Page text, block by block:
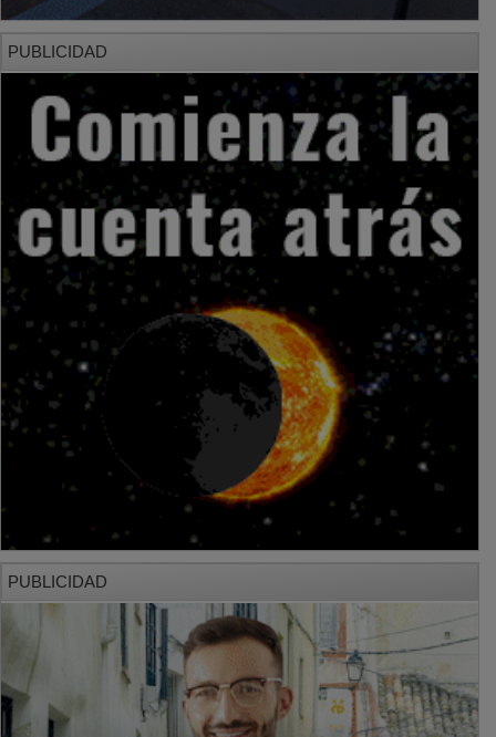
PUBLICIDAD
PUBLICIDAD